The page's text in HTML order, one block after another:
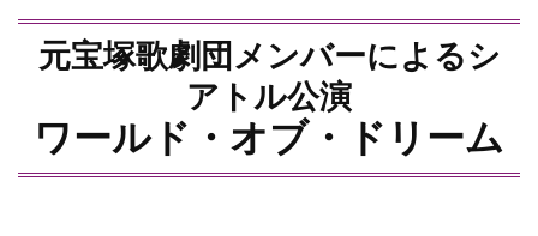
元宝塚歌劇団メンバーによるシ
アトル公演
ワールド・オブ・ドリーム